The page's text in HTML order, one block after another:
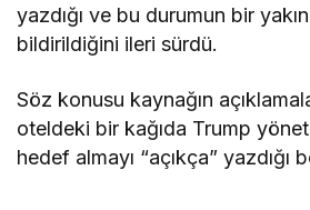
yazdığı ve bu durumun bir
bildirildiğini ileri sürdü.
Söz konusu kaynağın
oteldeki bir kağıda Trump
hedef almayı “açıkça” yazdığı